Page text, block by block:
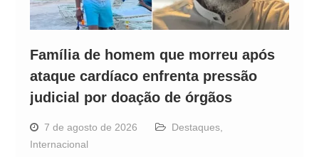
Família de homem que morreu após
ataque cardíaco enfrenta pressão
judicial por doação de órgãos
7 de agosto de 2026 Destaques,
Internacional